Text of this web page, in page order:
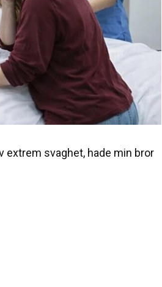
extrem svaghet, hade min bror